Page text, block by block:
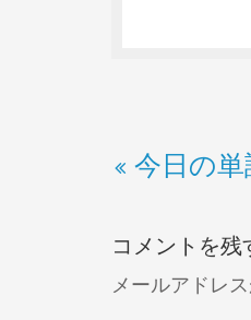
今日の単
コメントを残
メールアドレ